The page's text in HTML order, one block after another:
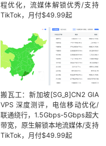
程优化，流媒体解锁优秀/支持
TikTok，月付$49.99起
搬瓦工：新加坡[SG_8]CN2 GIA
VPS 深度测评，电信移动优化/
联通绕行，1.5Gbps-5Gbps超大
带宽，原生解锁本地流媒体/支持
TikTok，月付$49.99起